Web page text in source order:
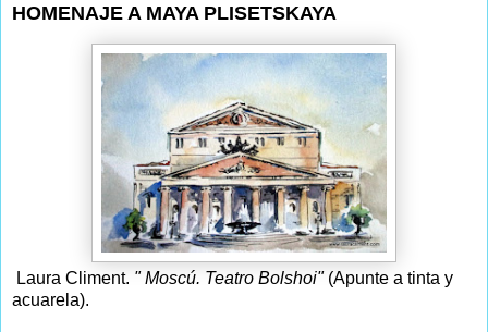
HOMENAJE A MAYA PLISETSKAYA
Laura Climent. " Moscú. Teatro Bolshoi" (Apunte a tinta y
acuarela).